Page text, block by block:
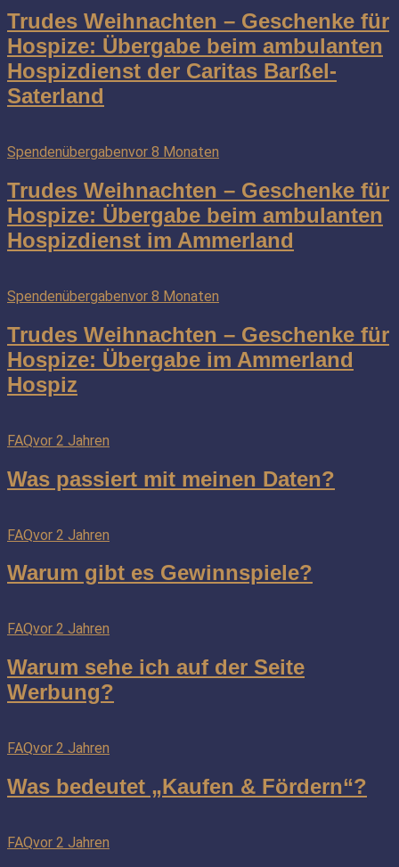
Trudes Weihnachten – Geschenke für
Hospize: Übergabe beim ambulanten
Hospizdienst der Caritas Barßel-
Saterland
Spendenübergabenvor 8 Monaten
Trudes Weihnachten – Geschenke für
Hospize: Übergabe beim ambulanten
Hospizdienst im Ammerland
Spendenübergabenvor 8 Monaten
Trudes Weihnachten – Geschenke für
Hospize: Übergabe im Ammerland
Hospiz
FAQvor 2 Jahren
Was passiert mit meinen Daten?
FAQvor 2 Jahren
Warum gibt es Gewinnspiele?
FAQvor 2 Jahren
Warum sehe ich auf der Seite
Werbung?
FAQvor 2 Jahren
Was bedeutet „Kaufen & Fördern“?
FAQvor 2 Jahren